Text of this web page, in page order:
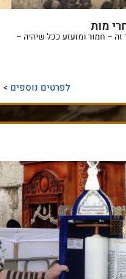
מות
– חמור ומזעזע ככל שיהיה –
לפרטים נוספים >